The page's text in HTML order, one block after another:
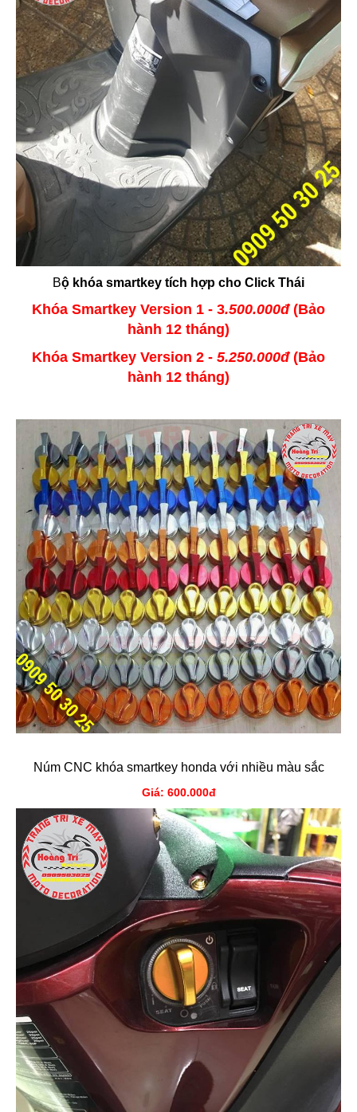
Bộ khóa smartkey tích hợp cho Click Thái
Khóa Smartkey Version 1 - 3.500.000đ(Bảo
hành 12 tháng)
Khóa Smartkey Version 2 - 5.250.000đ(Bảo
hành 12 tháng)
Núm CNC khóa smartkey honda với nhiều màu sắc
Giá: 600.000đ